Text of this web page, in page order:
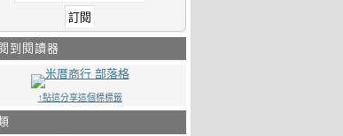
到閱讀器
↑點這分享這個標標籤